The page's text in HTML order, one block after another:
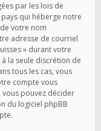
par les lois de
qui héberge notre
votre nom
adresse de courriel
» durant votre
la seule discrétion de
tous les cas, vous
compte vous
pouvez décider
du logiciel phpBB